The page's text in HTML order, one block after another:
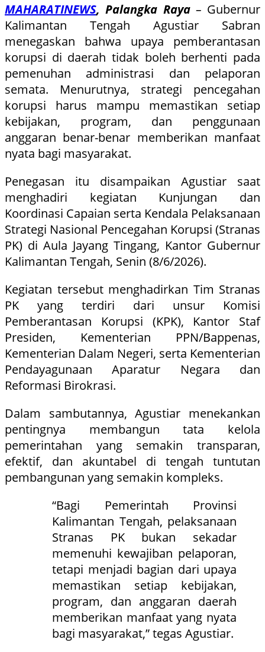
MAHARATINEWS, Palangka Raya– Gubernur
Kalimantan Tengah Agustiar Sabran
menegaskan bahwa upaya pemberantasan
korupsi di daerah tidak boleh berhenti pada
pemenuhan administrasi dan pelaporan
semata. Menurutnya, strategi pencegahan
korupsi harus mampu memastikan setiap
kebijakan, program, dan penggunaan
anggaran benar-benar memberikan manfaat
nyata bagi masyarakat.
Penegasan itu disampaikan Agustiar saat
menghadiri kegiatan Kunjungan dan
Koordinasi Capaian serta Kendala Pelaksanaan
Strategi Nasional Pencegahan Korupsi (Stranas
PK) di Aula Jayang Tingang, Kantor Gubernur
Kalimantan Tengah, Senin (8/6/2026).
Kegiatan tersebut menghadirkan Tim Stranas
PK yang terdiri dari unsur Komisi
Pemberantasan Korupsi (KPK), Kantor Staf
Presiden, Kementerian PPN/Bappenas,
Kementerian Dalam Negeri, serta Kementerian
Pendayagunaan Aparatur Negara dan
Reformasi Birokrasi.
Dalam sambutannya, Agustiar menekankan
pentingnya membangun tata kelola
pemerintahan yang semakin transparan,
efektif, dan akuntabel di tengah tuntutan
pembangunan yang semakin kompleks.
“Bagi Pemerintah Provinsi
Kalimantan Tengah, pelaksanaan
Stranas PK bukan sekadar
memenuhi kewajiban pelaporan,
tetapi menjadi bagian dari upaya
memastikan setiap kebijakan,
program, dan anggaran daerah
memberikan manfaat yang nyata
bagi masyarakat,” tegas Agustiar.